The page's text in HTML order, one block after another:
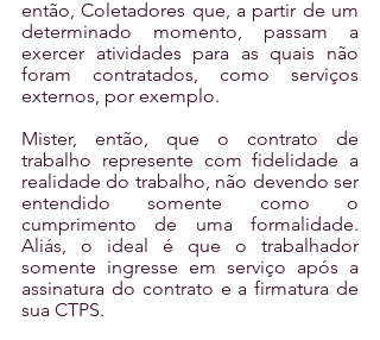
então, Coletadores que, a partir de um
determinado momento, passam a
exercer atividades para as quais não
foram contratados, como serviços
externos, por exemplo.
Mister, então, que o contrato de
trabalho represente com fidelidade a
realidade do trabalho, não devendo ser
entendido somente como o
cumprimento de uma formalidade.
Aliás, o ideal é que o trabalhador
somente ingresse em serviço após a
assinatura do contrato e a firmatura de
sua CTPS.